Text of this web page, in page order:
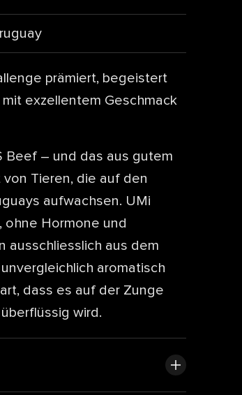
prämiert, begeistert
exzellentem Geschmack
Beef – und das aus gutem
Tieren, die auf den
aufwachsen. UMi
ohne Hormone und
ausschliesslich aus dem
aromatisch
dass es auf der Zunge
wird.